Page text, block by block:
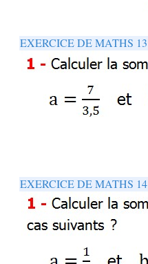
EXERCICE DE MATHS 13
EXERCICE DE MATHS 14